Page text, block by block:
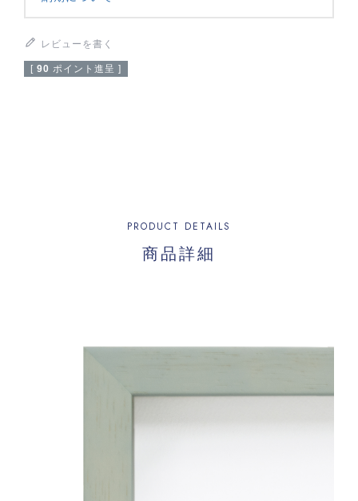
レビューを書く
[ 90 ポイント進呈 ]
商品詳細
PRODUCT DETAILS